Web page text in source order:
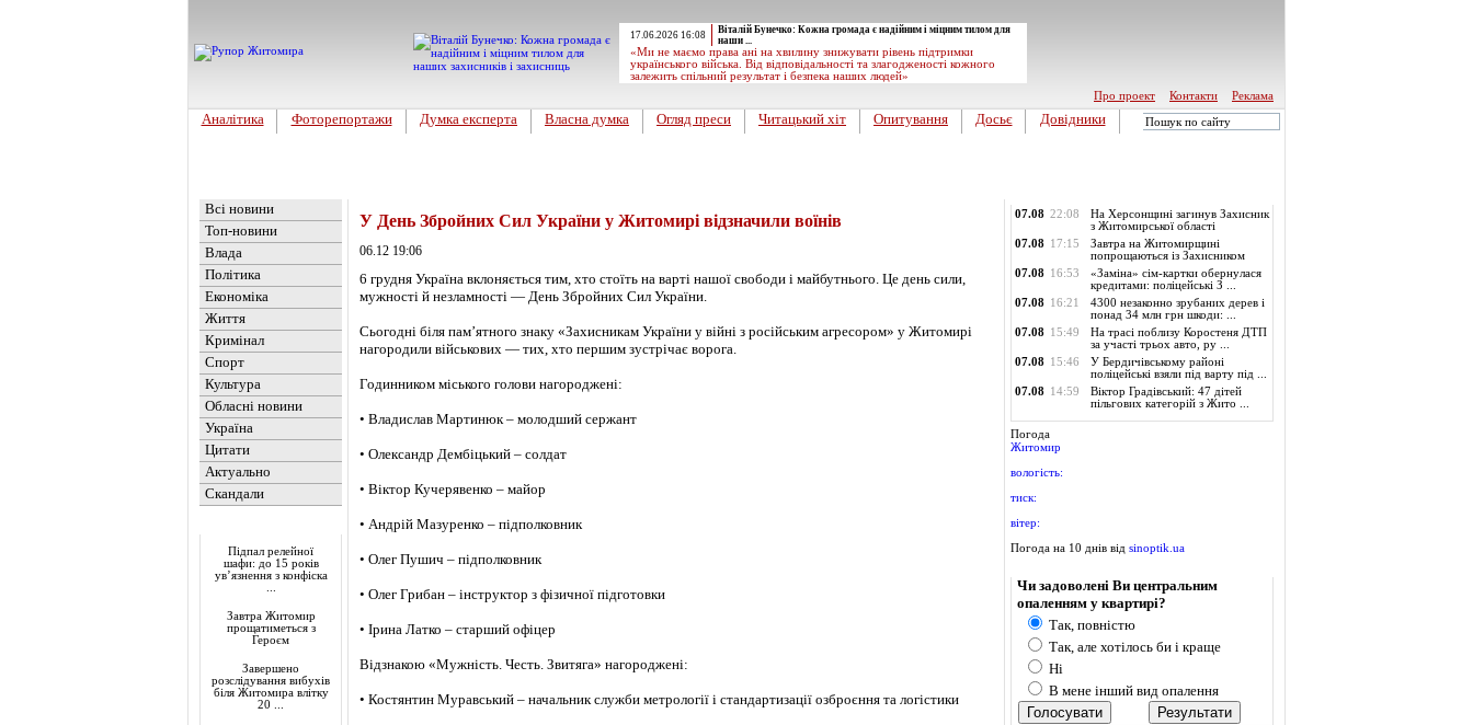
17.06.2026 16:08
Віталій Бунечко: Кожна громада є надійним і міцним тилом для
наши ...
«Ми не маємо права ані на хвилину знижувати рівень підтримки
українського війська. Від відповідальності та злагодженості кожного
залежить спільний результат і безпека наших людей»
Про проект
Контакти Реклама
Аналітика Фоторепортажи Думка експерта Власна думка Огляд преси Читацький хіт Опитування Досьє Довідники
Всі новини
Топ-новини
Влада
Політика
Економіка
Життя
Кримінал
Спорт
Культура
Обласні новини
Україна
Цитати
Актуально
Скандали
Підпал релейної
шафи: до 15 років
ув’язнення з конфіска
Завтра Житомир
прощатиметься з
Героєм
Завершено
розслідування вибухів
біля Житомира влітку
20 ...
У День Збройних Сил України у Житомирі відзначили воїнів
06.12 19:06
6 грудня Україна вклоняється тим, хто стоїть на варті нашої свободи і майбутнього. Це день сили,
мужності й незламності — День Збройних Сил України.
Сьогодні біля пам’ятного знаку «Захисникам України у війні з російським агресором» у Житомирі
нагородили військових — тих, хто першим зустрічає ворога.
Годинником міського голови нагороджені:
• Владислав Мартинюк – молодший сержант
• Олександр Дембіцький – солдат
• Віктор Кучерявенко – майор
• Андрій Мазуренко – підполковник
• Олег Пушич – підполковник
• Олег Грибан – інструктор з фізичної підготовки
• Ірина Латко – старший офіцер
Відзнакою «Мужність. Честь. Звитяга» нагороджені:
• Костянтин Муравський – начальник служби метрології і стандартизації озброєння та логістики
07.08 22:08
На Херсонщині загинув Захисник
з Житомирської області
07.08 17:15
Завтра на Житомирщині
попрощаються із Захисником
07.08 16:53
«Заміна» сім-картки обернулася
кредитами: поліцейські З ...
07.08 16:21
4300 незаконно зрубаних дерев і
понад 34 млн грн шкоди: ...
07.08 15:49
На трасі поблизу Коростеня ДТП
за участі трьох авто, ру ...
07.08 15:46
У Бердичівському районі
поліцейські взяли під варту під ...
07.08 14:59
Віктор Градівський: 47 дітей
пільгових категорій з Жито ...
Погода
Житомир
вологість:
тиск:
вітер:
Погода на 10 днів від sinoptik.ua
Чи задоволені Ви центральним
опаленням у квартирі?
Так, повністю
Так, але хотілось би і краще
Ні
В мене інший вид опалення